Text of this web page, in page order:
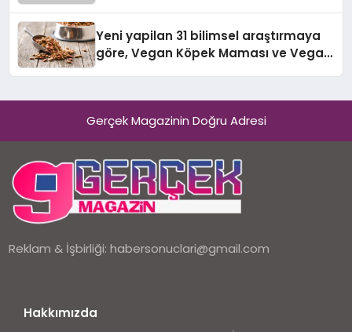
Yeni yapilan 31 bilimsel araştırmaya
göre, Vegan Köpek Maması ve Vegan
Gerçek Magazinin Doğru Adresi
Reklam & İşbirliği:habersonuclari@gmail.com
Hakkımızda